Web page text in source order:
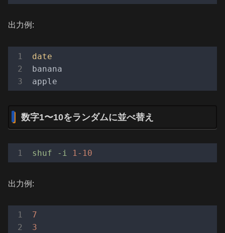
出力例:
date
banana
数字1〜10をランダムに並べ替え
shuf -i 1-10
出力例:
7
3